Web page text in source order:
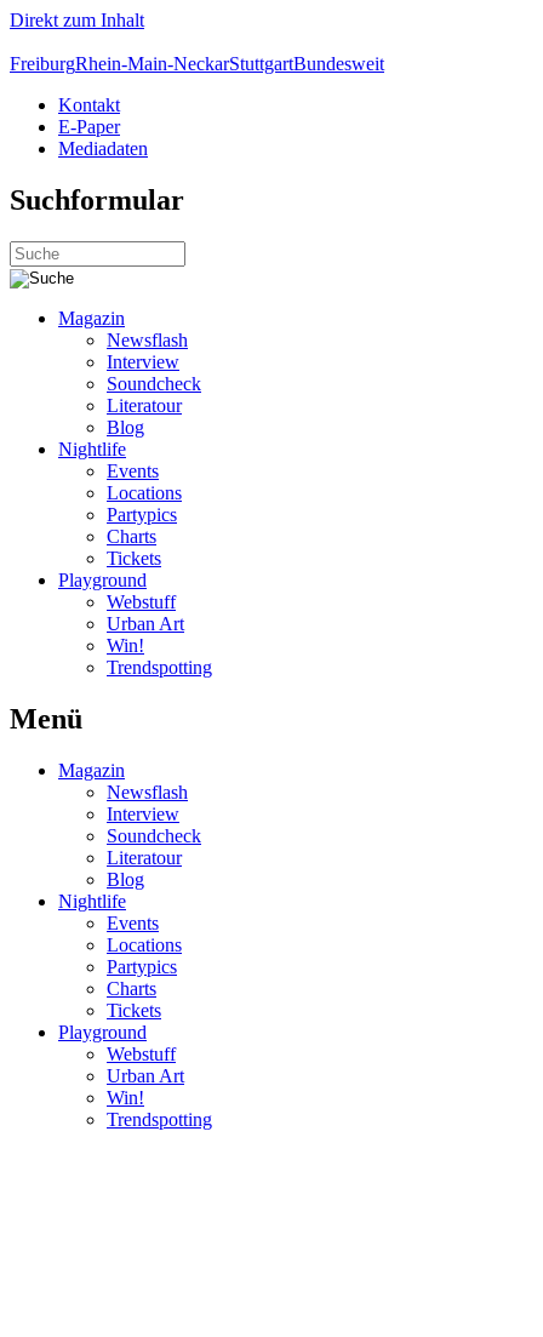
Direkt zum Inhalt
FreiburgRhein-Main-NeckarStuttgartBundesweit
Kontakt
E-Paper
Mediadaten
Suchformular
Magazin
Newsflash
Interview
Soundcheck
Literatour
Blog
Nightlife
Events
Locations
Partypics
Charts
Tickets
Playground
Webstuff
Urban Art
Win!
Trendspotting
Menü
Magazin
Newsflash
Interview
Soundcheck
Literatour
Blog
Nightlife
Events
Locations
Partypics
Charts
Tickets
Playground
Webstuff
Urban Art
Win!
Trendspotting